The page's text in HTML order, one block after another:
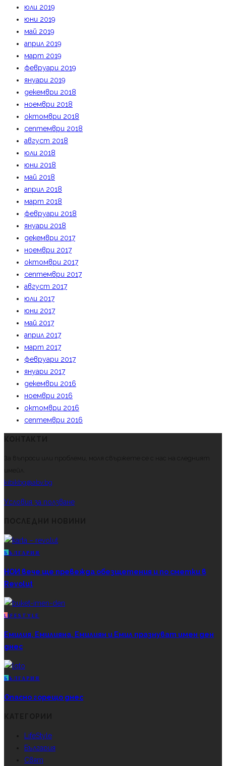
юли 2019
юни 2019
май 2019
април 2019
март 2019
февруари 2019
януари 2019
декември 2018
ноември 2018
октомври 2018
септември 2018
август 2018
юли 2018
юни 2018
май 2018
април 2018
март 2018
февруари 2018
януари 2018
декември 2017
ноември 2017
октомври 2017
септември 2017
август 2017
юли 2017
юни 2017
май 2017
април 2017
март 2017
февруари 2017
януари 2017
декември 2016
ноември 2016
октомври 2016
септември 2016
За въпроси или проблеми, моля свържете се с нас на следният
имейл.
kibikbg@abv.bg
Условия за ползване
Б ЪЛГАРИЯ
НОИ вече ще превежда обезщетения и по сметки в
Revolut
L IFESTYLE
Емилия, Емилияна, Емилиян и Емил празнуват имен ден
днес
Б ЪЛГАРИЯ
Опасно горещо днес
LifeStyle
България
Свят